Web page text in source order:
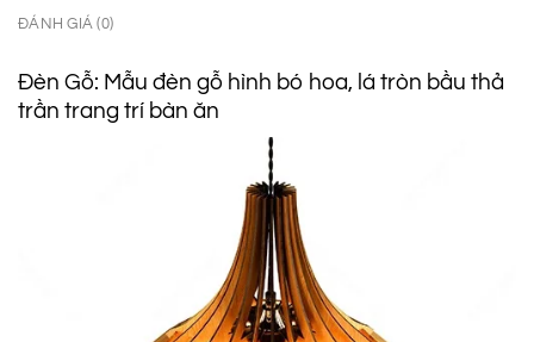
ĐÁNH GIÁ (0)
Đèn Gỗ: Mẫu đèn gỗ hình bó hoa, lá tròn bầu thả
trần trang trí bàn ăn